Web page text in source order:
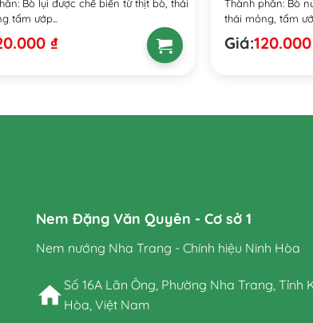
Bò lụi được chế biến từ thịt bò, thái
tẩm ướp...
₫
Thành phần: Bò
thái mỏng, tẩm
Giá:
Nem Đặng Văn Quyên - Cơ sở 1
Nem nướng Nha Trang - Chính hiệu Ninh Hòa
Số 16A Lãn Ông, Phường Nha Trang, Tỉnh
Hòa, Việt Nam